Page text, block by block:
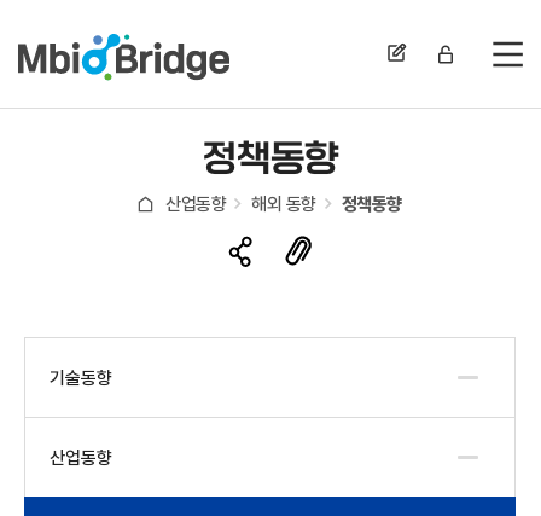
전
정책동향
산업동향 해외 동향 정책동향
기술동향
산업동향